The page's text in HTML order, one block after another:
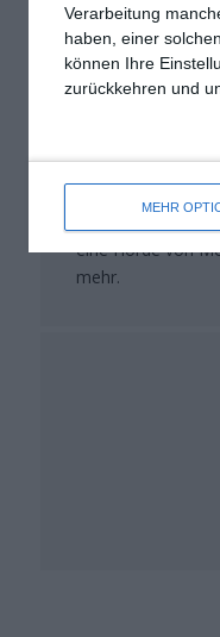
Verarbeitung
haben, einer
können Ihre
zurückkehren und
MEHR
(Anzeige)
eine Horde von
mehr.